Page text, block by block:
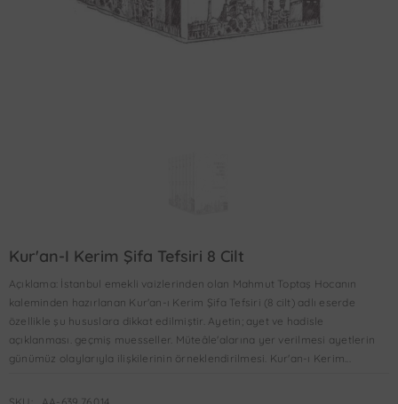
Kur'an-I Kerim Şifa Tefsiri 8 Cilt
Açıklama: İstanbul emekli vaizlerinden olan Mahmut Toptaş Hocanın
kaleminden hazırlanan Kur'an-ı Kerim Şifa Tefsiri (8 cilt) adlı eserde
özellikle şu hususlara dikkat edilmiştir. Ayetin; ayet ve hadisle
açıklanması. geçmiş muesseller. Müteâle'alarına yer verilmesi ayetlerin
günümüz olaylarıyla ilişkilerinin örneklendirilmesi. Kur'an-ı Kerim...